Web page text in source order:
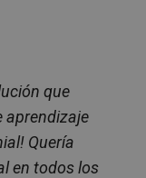
que
aprendizaje
Quería
en todos los